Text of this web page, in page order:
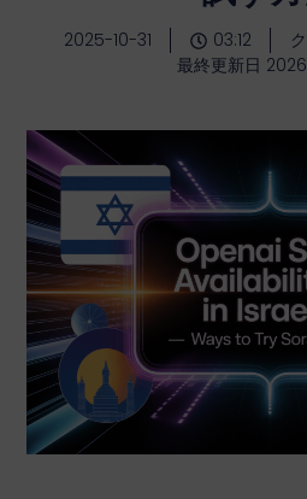
2025-10-31 03:12
最終更新日